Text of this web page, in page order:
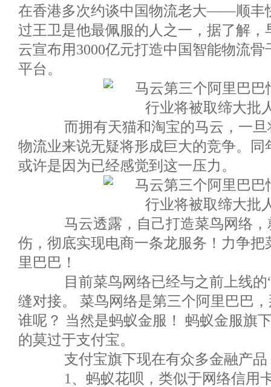
在香港多次约谈中国物流老大——顺丰
过王卫是他最佩服的人之一，据了解，
云宣布用3000亿元打造中国智能物流
平台。
而拥有天猫和淘宝的马云，一旦
物流业来说无疑将形成巨大的竞争。
或许是因为已经感觉到这一压力。
马云透露，自己打造菜鸟网络，
伤，彻底实现电商一条龙服务！力争
里巴巴！
目前菜鸟网络已经与之前上线的
缝对接。 菜鸟网络是第三个阿里巴巴
谁呢？ 当然是蚂蚁金服！ 蚂蚁金服旗
的莫过于支付宝。
支付宝旗下现在有众多金融产品
1、蚂蚁花呗，类似于网络信用